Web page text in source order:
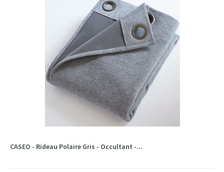
CASEO - Rideau Polaire Gris - Occultant -...